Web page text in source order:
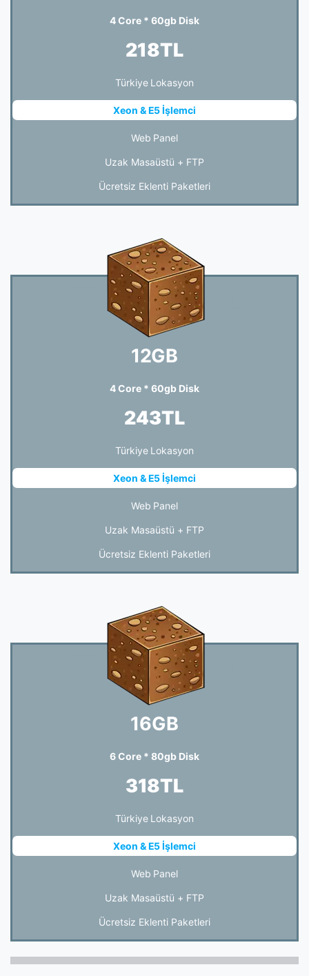
4 Core * 60gb Disk
218TL
Türkiye Lokasyon
Xeon & E5 İşlemci
Web Panel
Uzak Masaüstü + FTP
Ücretsiz Eklenti Paketleri
12GB
4 Core * 60gb Disk
243TL
Türkiye Lokasyon
Xeon & E5 İşlemci
Web Panel
Uzak Masaüstü + FTP
Ücretsiz Eklenti Paketleri
16GB
6 Core * 80gb Disk
318TL
Türkiye Lokasyon
Xeon & E5 İşlemci
Web Panel
Uzak Masaüstü + FTP
Ücretsiz Eklenti Paketleri